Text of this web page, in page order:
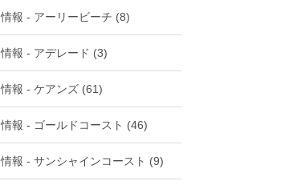
情報 - アーリービーチ (8)
情報 - アデレード (3)
情報 - ケアンズ (61)
情報 - ゴールドコースト (46)
情報 - サンシャインコースト (9)